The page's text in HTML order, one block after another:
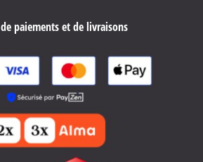
paiements et de livraisons